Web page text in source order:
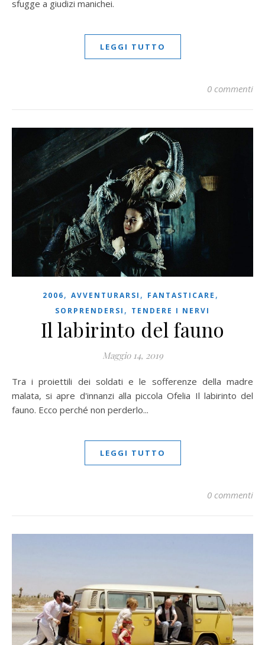
sfugge a giudizi manichei.
LEGGI TUTTO
0 commenti
2006, AVVENTURARSI , FANTASTICARE ,
SORPRENDERSI , TENDERE I NERVI
Il labirinto del fauno
Maggio 14, 2019
Tra i proiettili dei soldati e le sofferenze della madre
malata, si apre d'innanzi alla piccola Ofelia Il labirinto del
fauno. Ecco perché non perderlo...
LEGGI TUTTO
0 commenti